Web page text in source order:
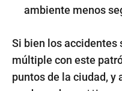
ambiente menos
Si bien los accidentes
múltiple con este
puntos de la ciudad, y